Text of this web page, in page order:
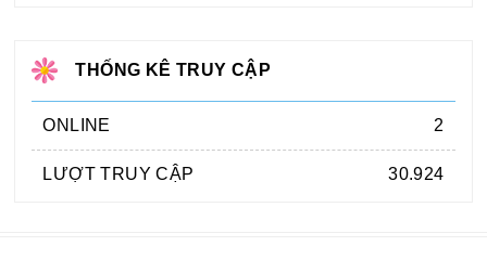
THỐNG KÊ TRUY CẬP
ONLINE 2
LƯỢT TRUY CẬP 30.924